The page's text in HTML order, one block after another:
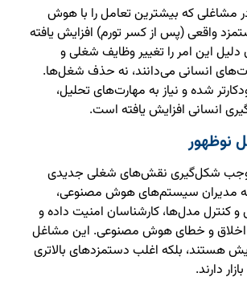
مشاغلی که بیشترین تعامل را با هوش
واقعی (پس از کسر تورم) افزایش یافته
این امر را تغییر وظایف شغلی و
انسانی می‌دانند، نه حذف شغل‌ها.
شده و نیاز به مهارت‌های تحلیل،
انسانی افزایش یافته است.
نوظهور
شکل‌گیری نقش‌های شغلی جدیدی
مدیران سیستم‌های هوش مصنوعی،
مدل‌ها، کارشناسان امنیت داده و
اخلاق و خطای هوش مصنوعی. این مشاغل
هستند، بلکه اغلب دستمزدهای بالاتری
دارند.